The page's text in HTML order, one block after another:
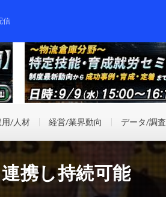
信
用/人材 経営/業界動向 データ/調査
携し持続可能